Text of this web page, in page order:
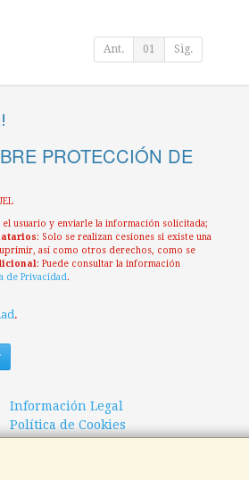
Ant. 01 Sig.
PROTECCIÓN DE
usuario y enviarle la información solicitada;
: Solo se realizan cesiones si existe una
así como otros derechos, como se
: Puede consultar la información
de Privacidad.
.
Información Legal
Política de Cookies